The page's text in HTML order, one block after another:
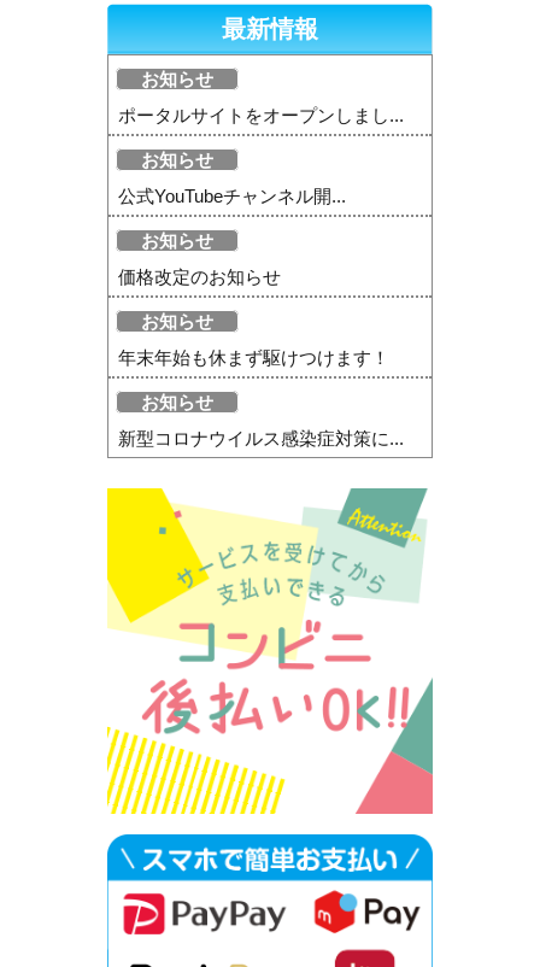
最新情報
お知らせ
ポータルサイトをオープンしまし...
お知らせ
公式YouTubeチャンネル開...
お知らせ
価格改定のお知らせ
お知らせ
年末年始も休まず駆けつけます！
お知らせ
新型コロナウイルス感染症対策に...